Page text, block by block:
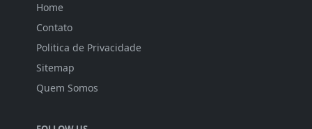
Home
Contato
Politica de Privacidade
Sitemap
Quem Somos